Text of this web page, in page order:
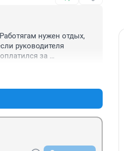
нужен отдых,
руководителя
за